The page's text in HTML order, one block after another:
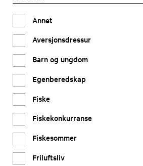
Annet
Aversjonsdressur
Barn og ungdom
Egenberedskap
Fiske
Fiskekonkurranse
Fiskesommer
Friluftsliv